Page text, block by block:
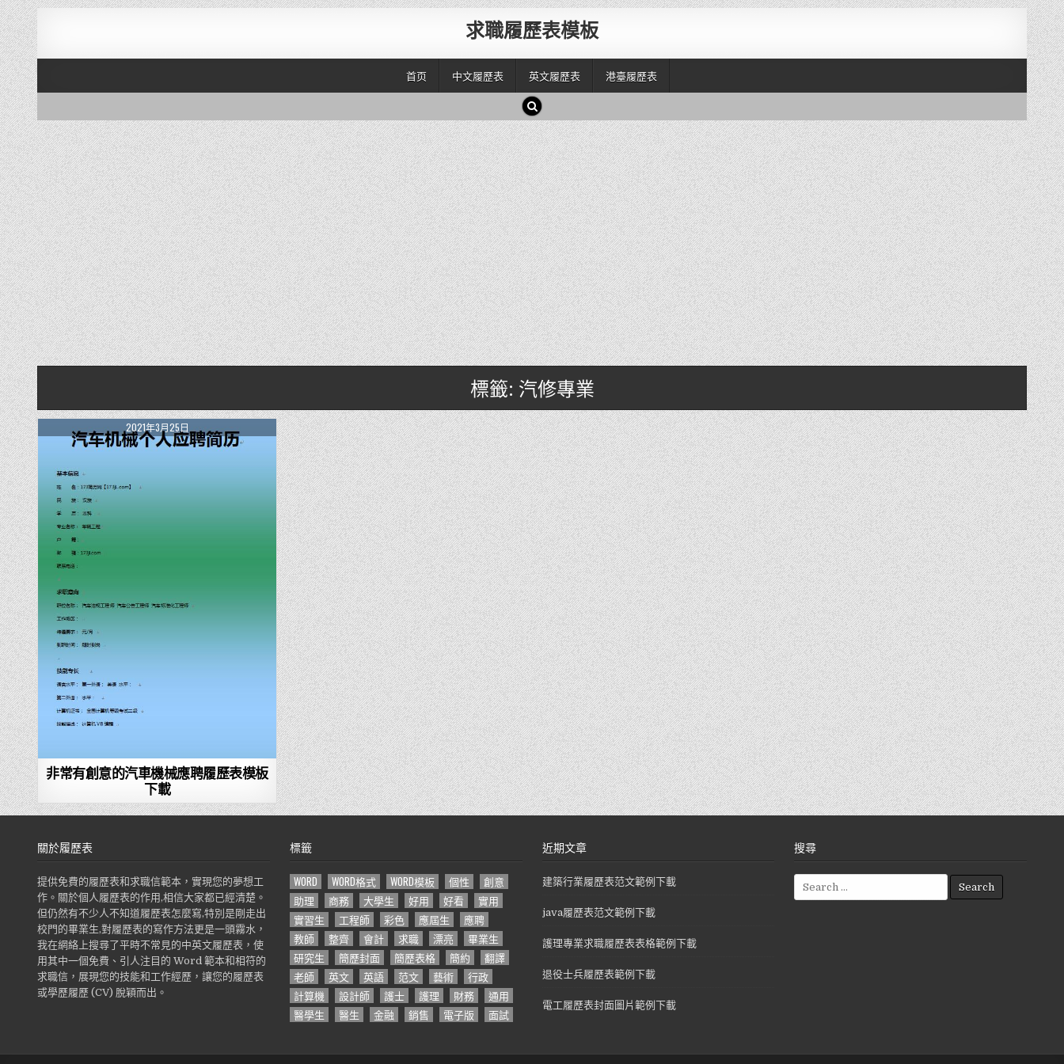
求職履歷表模板
首页 中文履歷表 英文履歷表 港臺履歷表
標籤: 汽修專業
2021年3月25日
非常有創意的汽車機械應聘履歷表模板
下載
關於履歷表
提供免費的履歷表和求職信範本，實現您的夢想工
作。關於個人履歷表的作用,相信大家都已經清楚。
但仍然有不少人不知道履歷表怎麼寫,特別是剛走出
校門的畢業生,對履歷表的寫作方法更是一頭霧水，
我在網絡上搜尋了平時不常見的中英文履歷表，使
用其中一個免費、引人注目的 Word 範本和相符的
求職信，展現您的技能和工作經歷，讓您的履歷表
或學歷履歷 (CV) 脫穎而出。
標籤
WORD WORD格式 WORD模板 個性
創意
助理
商務 大學生 好用 好看
實用
實習生
工程師 彩色 應屆生
應聘
教師
整齊 會計 求職 漂亮
畢業生
研究生
簡歷封面 簡歷表格 簡約
翻譯
老師
英文 英語 范文 藝術
行政
計算機
設計師 護士 護理 財務
通用
醫學生
醫生 金融 銷售 電子版 面試
近期文章
建築行業履歷表范文範例下載
java履歷表范文範例下載
護理專業求職履歷表表格範例下載
退役士兵履歷表範例下載
電工履歷表封面圖片範例下載
搜尋
e